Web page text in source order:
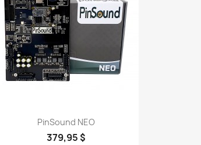
PinSound NEO
379,95 $